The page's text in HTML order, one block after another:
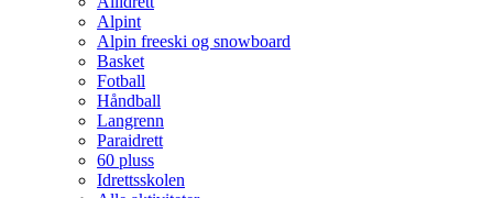
Alpint
Alpin freeski og snowboard
Basket
Fotball
Håndball
Langrenn
Paraidrett
60 pluss
Idrettsskolen